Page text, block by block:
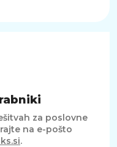
za poslovne
na e-pošto
.